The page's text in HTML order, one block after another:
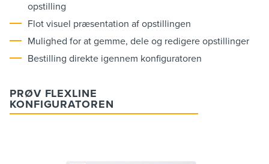
opstilling
Flot visuel præsentation af opstillingen
Mulighed for at gemme, dele og redigere opstillinger
Bestilling direkte igennem konfiguratoren
PRØV FLEXLINE
KONFIGURATOREN